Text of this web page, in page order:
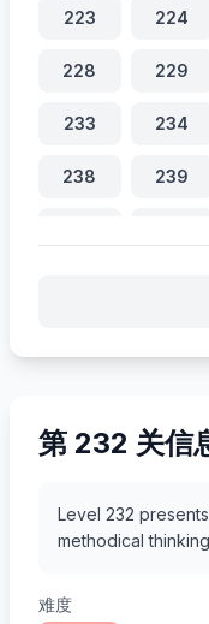
223 224
228 229
233 234
238 239
第 232 关信
Level 232
methodical
难度